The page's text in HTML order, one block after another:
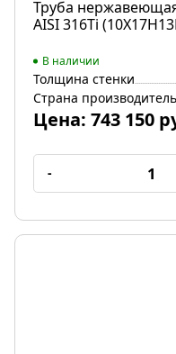
Труба
AISI 316Ti
В наличии
Толщина стенки
Страна производитель
Цена: 743 150
-